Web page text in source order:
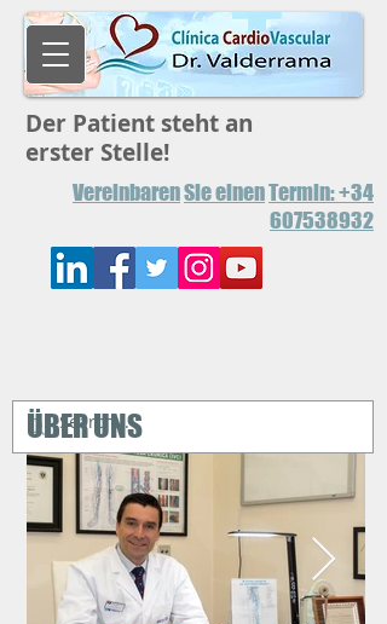
Der Patient steht an
erster Stelle!
VereinbarenSie einenTermin: +34
607538932
ÜBER UNS